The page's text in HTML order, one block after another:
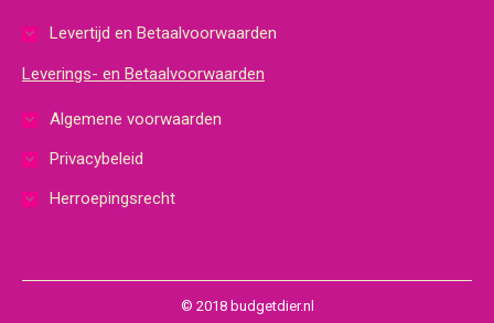
Levertijd en Betaalvoorwaarden
Leverings- en Betaalvoorwaarden
Algemene voorwaarden
Privacybeleid
Herroepingsrecht
© 2018 budgetdier.nl